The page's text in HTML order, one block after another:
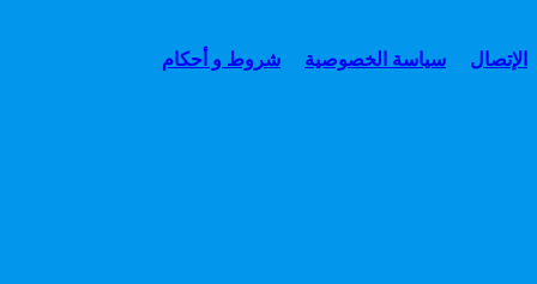
الإتصال سياسة الخصوصية شروط و أحكام